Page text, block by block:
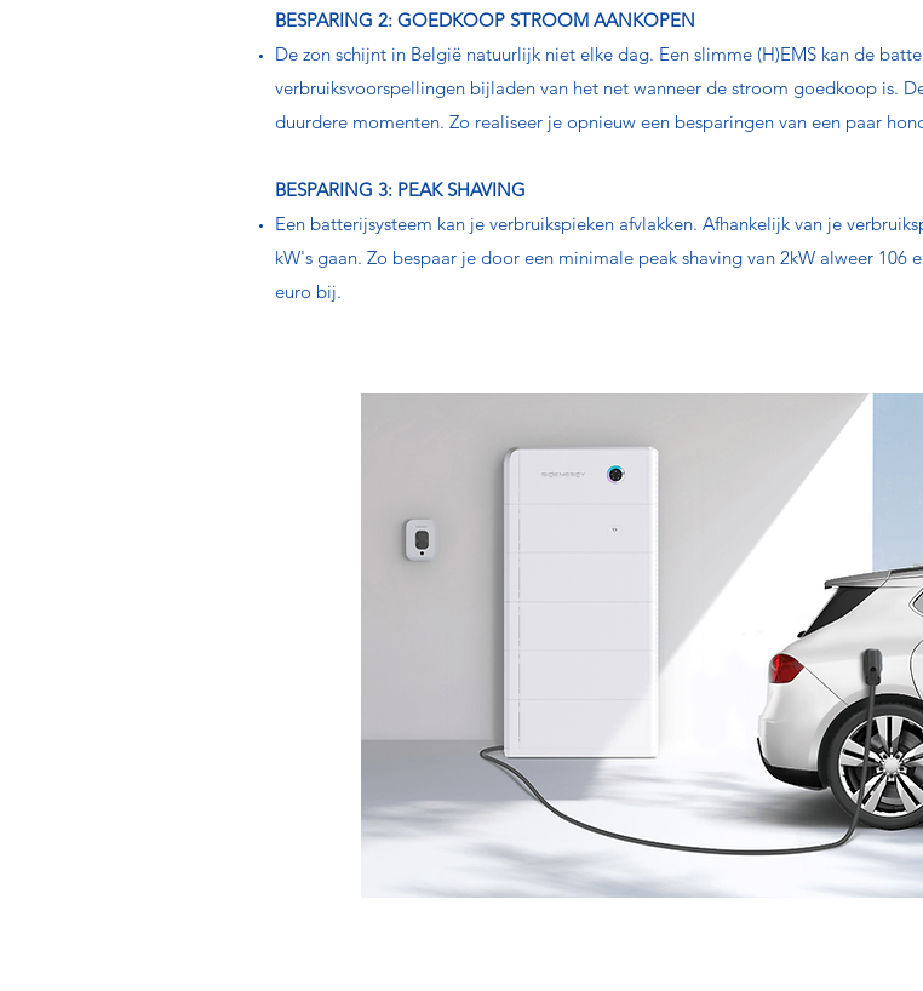
BESPARING 2: GOEDKOOP STROOM AANKOPEN
De zon schijnt in België natuurlijk niet elke dag. Een slimme (H)EMS kan de
verbruiksvoorspellingen bijladen van het net wanneer de stroom goedkoop is.
duurdere momenten. Zo realiseer je opnieuw een besparingen van een paar
BESPARING 3: PEAK SHAVING
Een batterijsysteem kan je verbruikspieken afvlakken. Afhankelijk van je
kW's gaan. Zo bespaar je door een minimale peak shaving van 2kW alweer 106
euro bij.